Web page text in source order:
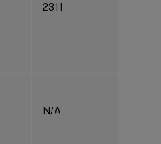
2311
N/A